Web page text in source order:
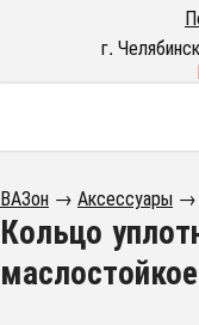
г.
ВАЗон → Аксессуары →
Кольцо